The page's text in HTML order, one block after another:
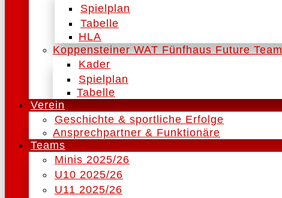
Spielplan
Tabelle
HLA
Koppensteiner WAT Fünfhaus Future Team
Kader
Spielplan
Tabelle
Verein
Geschichte & sportliche Erfolge
Ansprechpartner & Funktionäre
Teams
Minis 2025/26
U10 2025/26
U11 2025/26